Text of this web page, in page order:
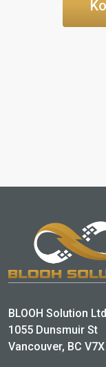
BLOOH Solution
1055 Dunsmuir St
Vancouver, BC